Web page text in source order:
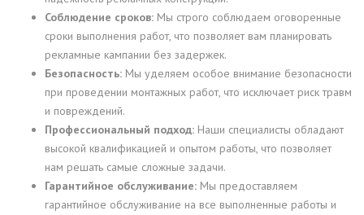
Соблюдение сроков: Мы строго соблюдаем оговоренные
сроки выполнения работ, что позволяет вам планировать
рекламные кампании без задержек.
Безопасность: Мы уделяем особое внимание безопасности
при проведении монтажных работ, что исключает риск травм
и повреждений.
Профессиональный подход: Наши специалисты обладают
высокой квалификацией и опытом работы, что позволяет
нам решать самые сложные задачи.
Гарантийное обслуживание: Мы предоставляем
гарантийное обслуживание на все выполненные работы и